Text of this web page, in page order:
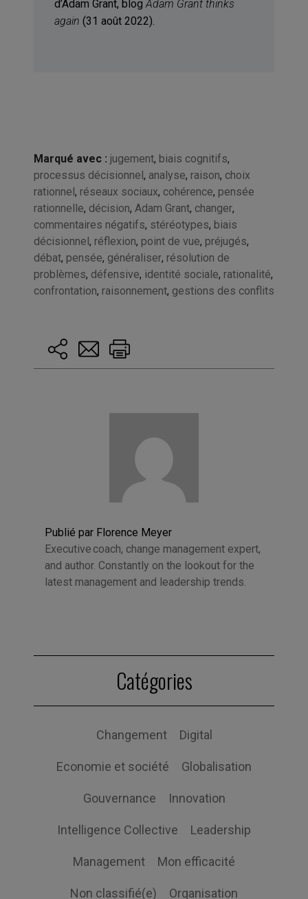
d’Adam Grant, blogAdam Grant thinks
again (31 août 2022).
Marqué avec : jugement, biais cognitifs,
processus décisionnel, analyse, raison, choix
rationnel, réseaux sociaux, cohérence, pensée
rationnelle, décision, Adam Grant, changer,
commentaires négatifs, stéréotypes, biais
décisionnel, réflexion, point de vue, préjugés,
débat, pensée, généraliser, résolution de
problèmes, défensive, identité sociale, rationalité,
confrontation, raisonnement, gestions des conflits
Publié par Florence Meyer
Executive coach, change management expert,
and author. Constantly on the lookout for the
latest management and leadership trends.
Catégories
Changement Digital
Economie et société Globalisation
Gouvernance Innovation
Intelligence Collective Leadership
Management Mon efficacité
Non classifié(e) Organisation